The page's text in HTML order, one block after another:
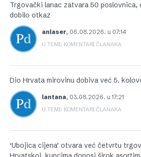
Trgovački lanac zatvara 50 poslovnica,
dobilo otkaz
anlaser, 06.08.2026. u 07:14
U TEMI: KOMENTARI ČLANAKA
Dio Hrvata mirovinu dobiva već 5.
lantana, 03.08.2026. u 17:21
U TEMI: KOMENTARI ČLANAKA
‘Ubojica cijena’ otvara već četvrtu